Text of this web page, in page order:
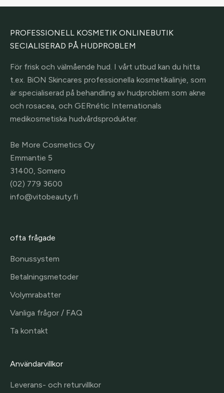
PROFESSIONELL KOSMETIK ONLINEBUTIK
SECIALISERAD PÅ HUDPROBLEM
För frisk och välmående hud. I vårt utbud kan du hitta
t.ex. BiON Skincares professionella kosmetikalinje, som
är specialiserad på behandling av hudproblem som akne
och rosacea, och GERnétic Internationals
medikosmetiska hudvårdsprodukter.
Be More Cosmetics Oy
Emmantie 5
31400, Somero
(02) 779 3600
info@vitobeauty.fi
ofta frågade
Bonussystem
Betalningsmetoder
Volymrabatter
Vanliga frågor / FAQ
Ta kontakt
Användarvillkor
Leverans- och returvillkor